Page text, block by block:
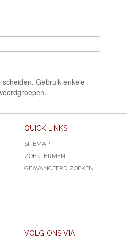
Gebruik enkele
QUICK LINKS
SITEMAP
ZOEKTERMEN
GEAVANCEERD ZOEKEN
VOLG ONS VIA